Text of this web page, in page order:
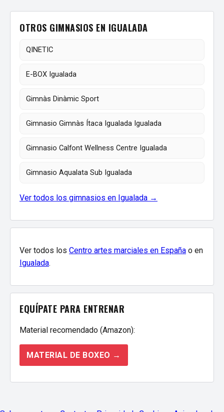
OTROS GIMNASIOS EN IGUALADA
QINETIC
E-BOX Igualada
Gimnàs Dinàmic Sport
Gimnasio Gimnàs Ítaca Igualada Igualada
Gimnasio Calfont Wellness Centre Igualada
Gimnasio Aqualata Sub Igualada
Ver todos los gimnasios en Igualada →
Ver todos los Centro artes marciales en España o en
Igualada.
EQUÍPATE PARA ENTRENAR
Material recomendado (Amazon):
MATERIAL DE BOXEO →